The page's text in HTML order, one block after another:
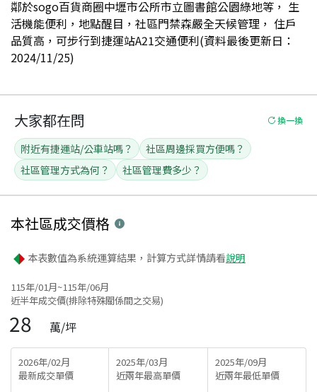
鄰於sogo百貨商圈中壢市公所市立圖書館公園綠地等， 生
活機能便利，地點醒目，社區門禁森嚴全天候管理， 住戶
品質高，可步行到捷運站A21交通便利(資料最後更新日：
2024/11/25)
大家都在問 換一換
附近有捷運站/公車站嗎？
社區周邊採買方便嗎？
社區管理方式為何？
社區管理費多少？
本社區成交價格
本表數值為系統運算結果，計算方式詳情請看說明
115年/01月~115年/06月
近半年成交價(排除特殊關係間之交易)
28 萬/坪
2026年/02月
最新成交單價
2025年/03月
近兩年最高單價
2025年/09月
近兩年最低單價